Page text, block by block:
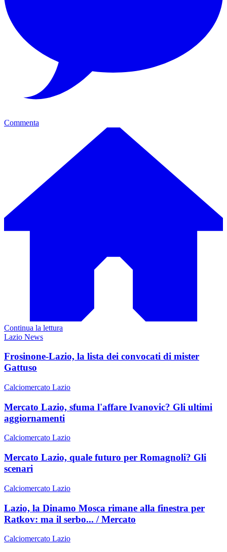
Commenta
Continua la lettura
Lazio News
Frosinone-Lazio, la lista dei convocati di mister
Gattuso
Calciomercato Lazio
Mercato Lazio, sfuma l'affare Ivanovic? Gli ultimi
aggiornamenti
Calciomercato Lazio
Mercato Lazio, quale futuro per Romagnoli? Gli
scenari
Calciomercato Lazio
Lazio, la Dinamo Mosca rimane alla finestra per
Ratkov: ma il serbo... / Mercato
Calciomercato Lazio